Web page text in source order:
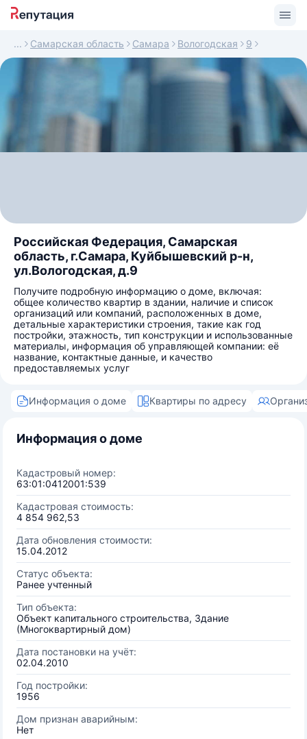
Самарская область Самара Вологодская 9
Российская Федерация, Самарская
область, г.Самара, Куйбышевский р-н,
ул.Вологодская, д.9
Получите подробную информацию о доме, включая:
общее количество квартир в здании, наличие и список
организаций или компаний, расположенных в доме,
детальные характеристики строения, такие как год
постройки, этажность, тип конструкции и использованные
материалы, информация об управляющей компании: её
название, контактные данные, и качество
предоставляемых услуг
Информация о доме Квартиры по адресу
Информация о доме
Кадастровый номер:
63:01:0412001:539
Кадастровая стоимость:
4 854 962,53
Дата обновления стоимости:
15.04.2012
Статус объекта:
Ранее учтенный
Тип объекта:
Объект капитального строительства, Здание
(Многоквартирный дом)
Дата постановки на учёт:
02.04.2010
Год постройки:
1956
Дом признан аварийным:
Нет